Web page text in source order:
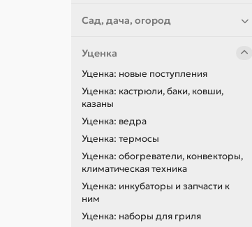
Сад, дача, огород
Уценка
Уценка: новые поступления
Уценка: кастрюли, баки, ковши,
казаны
Уценка: ведра
Уценка: термосы
Уценка: обогреватели, конвекторы,
климатическая техника
Уценка: инкубаторы и запчасти к
ним
Уценка: наборы для гриля